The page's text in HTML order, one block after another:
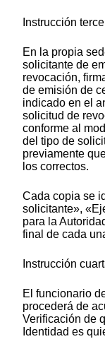
Instrucción
En la propia
solicitante de
revocación,
de emisión de
indicado en el
solicitud de
conforme al
del tipo de
previamente
los correctos.
Cada copia se
solicitante»,
para la
final de cada
Instrucción
El funcionario
procederá de
Verificación de
Identidad es